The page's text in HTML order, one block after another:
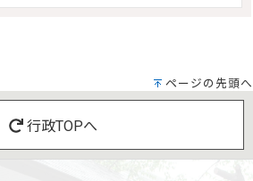
ページの先頭へ
行政TOPへ